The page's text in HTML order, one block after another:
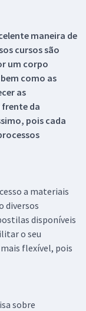
maneira de
cursos são
um corpo
como as
as
da
pois cada
a materiais
diversos
disponíveis
o seu
flexível, pois
sobre